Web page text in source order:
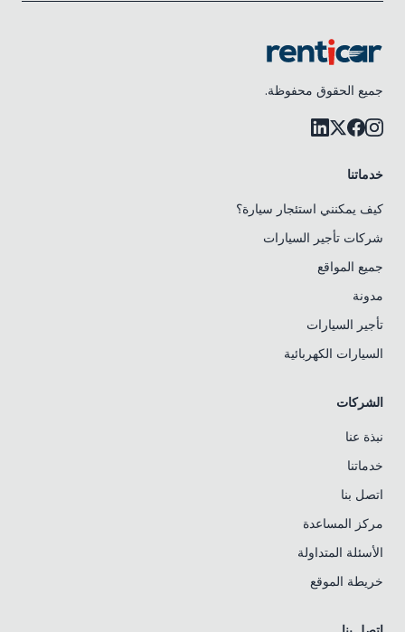
جميع الحقوق محفوظة.
خدماتنا
كيف يمكنني استئجار سيارة؟
شركات تأجير السيارات
جميع المواقع
مدونة
تأجير السيارات
السيارات الكهربائية
الشركات
نبذة عنا
خدماتنا
اتصل بنا
مركز المساعدة
الأسئلة المتداولة
خريطة الموقع